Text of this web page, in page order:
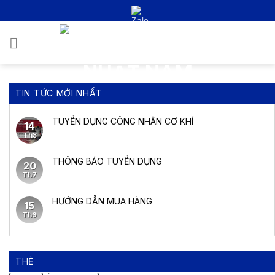
qua
nội
dung
TIN TỨC MỚI NHẤT
14
Th3
TUYỂN DỤNG CÔNG NHÂN CƠ KHÍ
20
Th7
THÔNG BÁO TUYỂN DỤNG
15
Th6
HƯỚNG DẪN MUA HÀNG
THẺ